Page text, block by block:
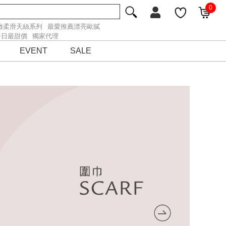
0
EVENT SALE
柔滑天絲系列
最愛推薦漂亮歐膩
最甜價
獨家代理